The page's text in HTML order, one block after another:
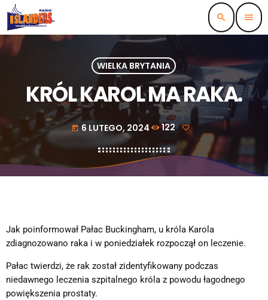
search menu
WIELKA BRYTANIA
KRÓL KAROL MA RAKA.
today 6 LUTEGO, 2024 122
Jak poinformował Pałac Buckingham, u króla Karola
zdiagnozowano raka i w poniedziałek rozpoczął on leczenie.
Pałac twierdzi, że rak został zidentyfikowany podczas
niedawnego leczenia szpitalnego króla z powodu łagodnego
powiększenia prostaty.